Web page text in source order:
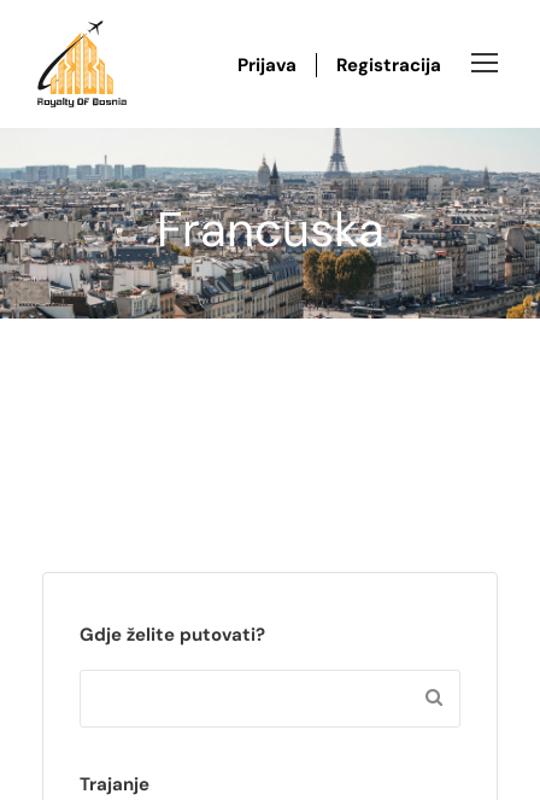
Prijava Registracija
Francuska
Gdje želite putovati?
Trajanje